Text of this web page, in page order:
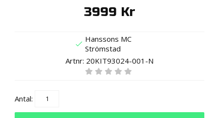
3999 Kr
Hanssons MC
Strömstad
Artnr: 20KIT93024-001-N
Antal: